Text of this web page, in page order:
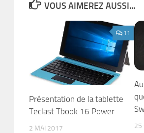
VOUS AIMEREZ AUSSI...
11
Présentation de la tablette
Teclast Tbook 16 Power
2 MAI 2017 25